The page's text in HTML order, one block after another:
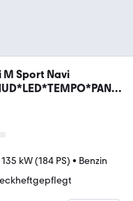
M Sport Navi
135 kW (184 PS) • Benzin